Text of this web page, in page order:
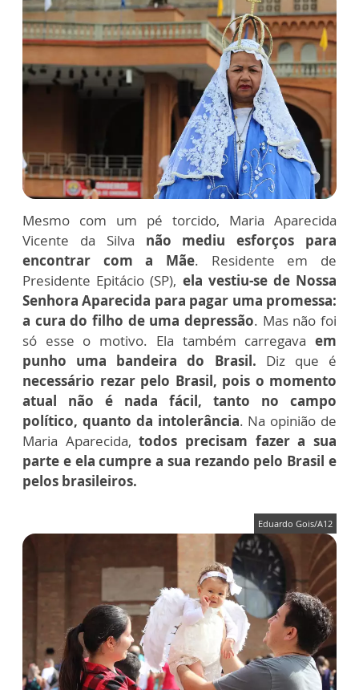
Mesmo com um pé torcido, Maria Aparecida
Vicente da Silva não mediu esforços para
encontrar com a Mãe. Residente em de
Presidente Epitácio (SP), ela vestiu-se de Nossa
Senhora Aparecida para pagar uma promessa:
a cura do filho de uma depressão. Mas não foi
só esse o motivo. Ela também carregava em
punho uma bandeira do Brasil. Diz que é
necessário rezar pelo Brasil, pois o momento
atual não é nada fácil, tanto no campo
político, quanto da intolerância. Na opinião de
Maria Aparecida,todos precisam fazer a sua
parte e ela cumpre a sua rezando pelo Brasil e
pelos brasileiros.
Eduardo Gois/A12